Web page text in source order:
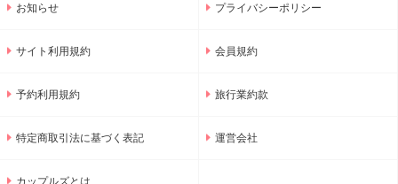
お知らせ プライバシーポリシー
サイト利用規約 会員規約
予約利用規約 旅行業約款
特定商取引法に基づく表記 運営会社